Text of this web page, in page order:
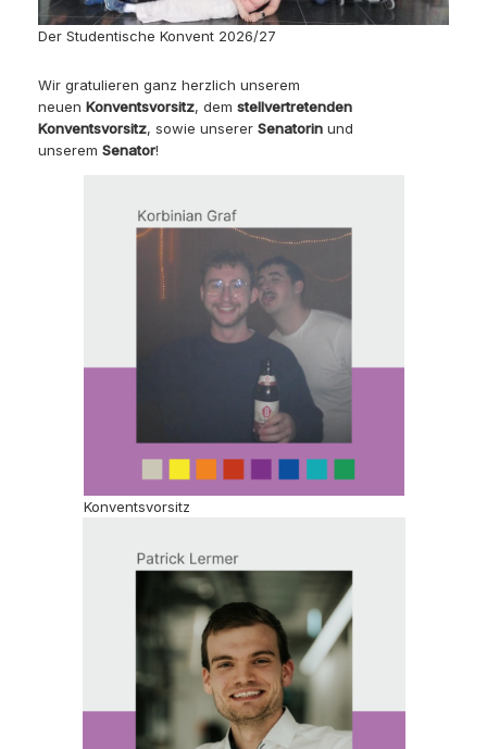
Der Studentische Konvent 2026/27
Wir gratulieren ganz herzlich unserem
neuen Konventsvorsitz, dem stellvertretenden
Konventsvorsitz, sowie unserer Senatorin und
unserem Senator!
Konventsvorsitz